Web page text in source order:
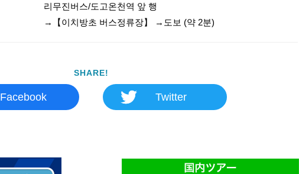
리무진버스/도고온천역 앞 행
→【이치방초 버스정류장】 →도보 (약 2분)
SHARE!
Facebook Twitter